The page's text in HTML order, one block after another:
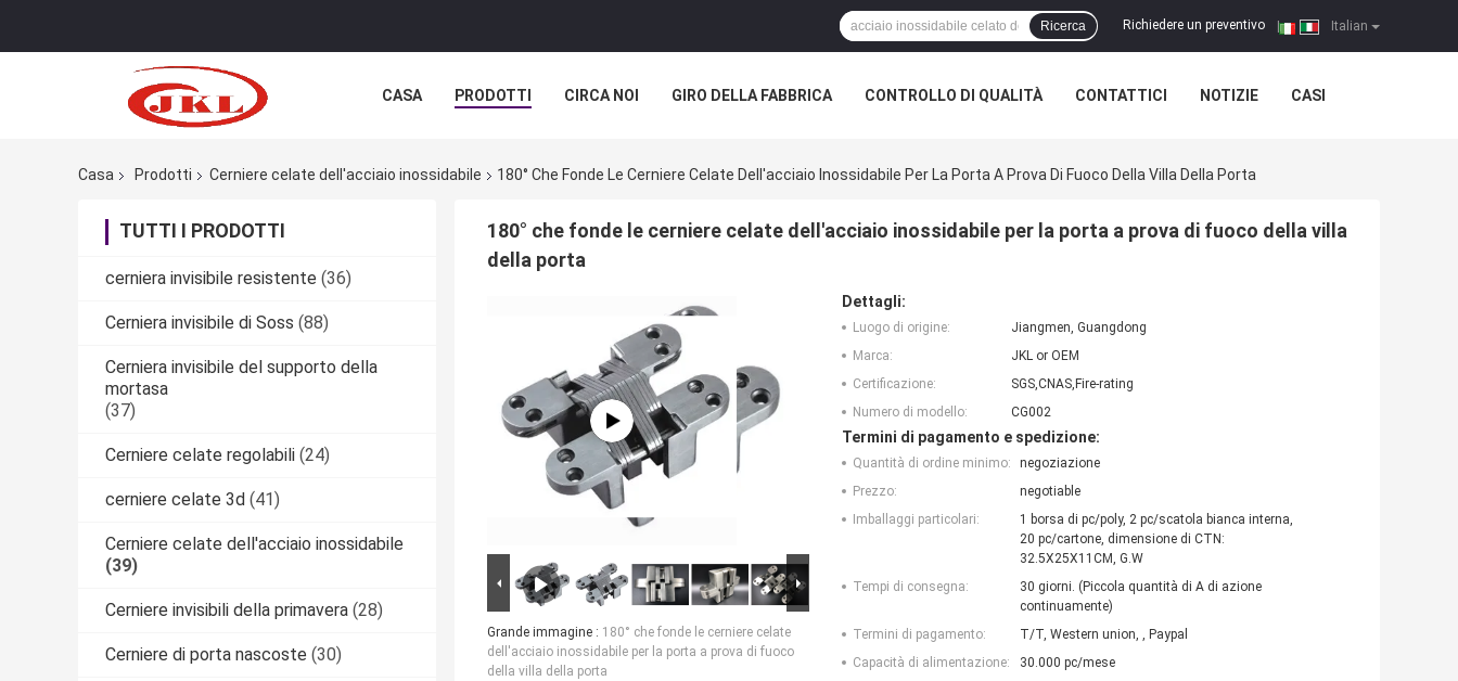
Italian
Richiedere un preventivo |
Ricerca
CASA PRODOTTI CIRCA NOI GIRO DELLA FABBRICA CONTROLLO DI QUALITÀ CONTATTICI NOTIZIE CASI
Casa Prodotti Cerniere celate dell'acciaio inossidabile 180° Che Fonde Le Cerniere Celate Dell'acciaio Inossidabile Per La Porta A Prova Di Fuoco Della Villa Della Porta
TUTTI I PRODOTTI
cerniera invisibile resistente (36)
Cerniera invisibile di Soss (88)
Cerniera invisibile del supporto della
mortasa
(37)
Cerniere celate regolabili (24)
cerniere celate 3d (41)
Cerniere celate dell'acciaio inossidabile
(39)
Cerniere invisibili della primavera (28)
Cerniere di porta nascoste (30)
180° che fonde le cerniere celate dell'acciaio inossidabile per la porta a prova di fuoco della villa
della porta
Grande immagine : 180° che fonde le cerniere celate
dell'acciaio inossidabile per la porta a prova di fuoco
della villa della porta
Dettagli:
Luogo di origine:
Jiangmen, Guangdong
Marca:
JKL or OEM
Certificazione:
SGS,CNAS,Fire-rating
Numero di modello:
CG002
Termini di pagamento e spedizione:
Quantità di ordine minimo:
negoziazione
Prezzo:
negotiable
Imballaggi particolari:
1 borsa di pc/poly, 2 pc/scatola bianca interna,
20 pc/cartone, dimensione di CTN:
32.5X25X11CM, G.W
Tempi di consegna:
30 giorni. (Piccola quantità di A di azione
continuamente)
Termini di pagamento:
T/T, Western union, , Paypal
Capacità di alimentazione:
30.000 pc/mese